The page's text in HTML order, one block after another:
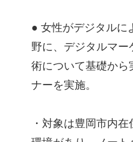
● 女性がデジタルに
野に、デジタルマ
術について基礎から
ナーを実施。
・対象は豊岡市内